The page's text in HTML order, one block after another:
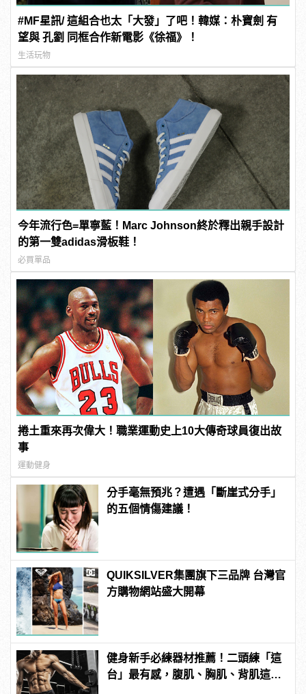
#MF星訊/ 這組合也太「大發」了吧！韓媒：朴寶劍 有
望與 孔劉 同框合作新電影《徐福》！
生活玩物
今年流行色=單寧藍！Marc Johnson終於釋出親手設計
的第一雙adidas滑板鞋！
必買單品
捲土重來再次偉大！職業運動史上10大傳奇球員復出故
事
運動健身
分手毫無預兆？遭遇「斷崖式分手」
的五個情傷建議！
QUIKSILVER集團旗下三品牌 台灣官
方購物網站盛大開幕
健身新手必練器材推薦！二頭練「這
台」最有感，腹肌、胸肌、背肌這樣